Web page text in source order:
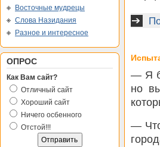
Восточные мудрецы
Слова Назидания
Разное и интересное
ОПРОС
Как Вам сайт?
Отличный сайт
Хороший сайт
Ничего осбенного
Отстой!!!
— Я
но
—